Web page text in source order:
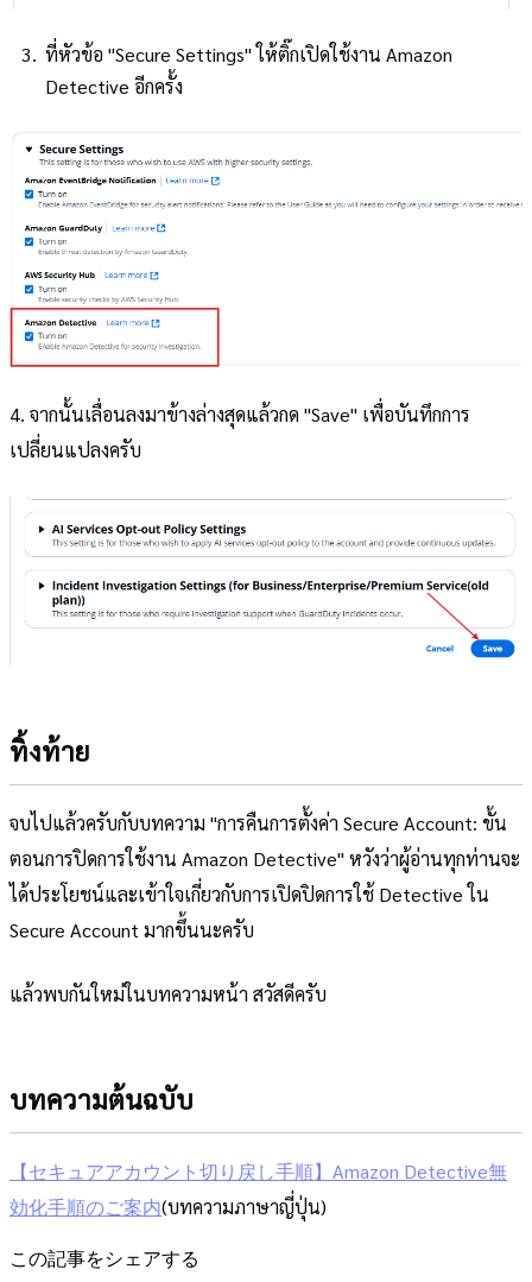
ที่หัวข้อ "Secure Settings" ให้ติ๊กเปิดใช้งาน Amazon
Detective อีกครั้ง
4. จากนั้นเลื่อนลงมาข้างล่างสุดแล้วกด "Save" เพื่อบันทึกการ
เปลี่ยนแปลงครับ
ทิ้งท้าย
จบไปแล้วครับกับบทความ "การคืนการตั้งค่า Secure Account: ขั้น
ตอนการปิดการใช้งาน Amazon Detective" หวังว่าผู้อ่านทุกท่านจะ
ได้ประโยชน์และเข้าใจเกี่ยวกับการเปิดปิดการใช้ Detective ใน
Secure Account มากขึ้นนะครับ
แล้วพบกันใหม่ในบทความหน้า สวัสดีครับ
บทความต้นฉบับ
【セキュアアカウント切り戻し手順】Amazon Detective無
効化手順のご案内(บทความภาษาญี่ปุ่น)
この記事をシェアする